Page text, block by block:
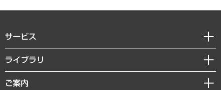
サービス
経営戦略
組織・人事戦略
デジタルイノベーション
ライブラリ
経済調査
ご案内